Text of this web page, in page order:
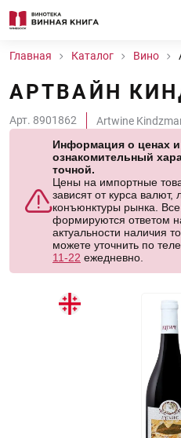
Главная Каталог Вино
АРТВАЙН
Арт. 8901862
Artwine
Информация о ценах
ознакомительный
точной.
Цены на импортные
зависят от курса валют,
конъюнктуры рынка.
формируются ответом
актуальности наличия
можете уточнить по
11-22 ежедневно.